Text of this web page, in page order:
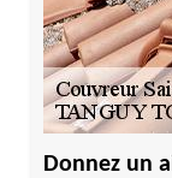
Donnez un